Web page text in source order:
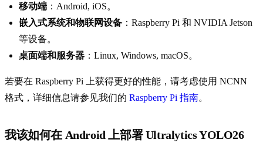
移动端 ：Android, iOS。
嵌入式系统和物联网设备 ：Raspberry Pi 和 NVIDIA Jetson
等设备。
桌面端和服务器 ：Linux, Windows, macOS。
若要在 Raspberry Pi 上获得更好的性能，请考虑使用 NCNN
格式，详细信息请参见我们的 Raspberry Pi 指南。
我该如何在 Android 上部署 Ultralytics YOLO26